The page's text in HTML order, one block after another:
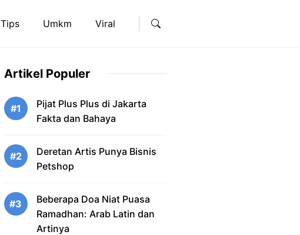
Tips Umkm Viral
Artikel Populer
#1
Pijat Plus Plus di Jakarta
Fakta dan Bahaya
#2
Deretan Artis Punya Bisnis
Petshop
#3
Beberapa Doa Niat Puasa
Ramadhan: Arab Latin dan
Artinya